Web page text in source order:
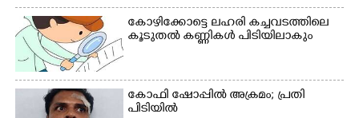
കോഴിക്കോട്ടെ ലഹരി കച്ചവടത്തിലെ
കൂടുതൽ കണ്ണികൾ പിടിയിലാകും
കോഫി ഷോപ്പിൽ അക്രമം; പ്രതി
പിടിയിൽ